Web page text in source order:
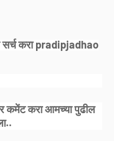
सर्च करा pradipjadhao
कमेंट करा आमच्या पुढील